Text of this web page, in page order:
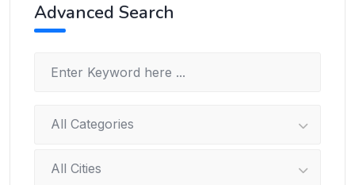
Advanced Search
All Categories
All Cities